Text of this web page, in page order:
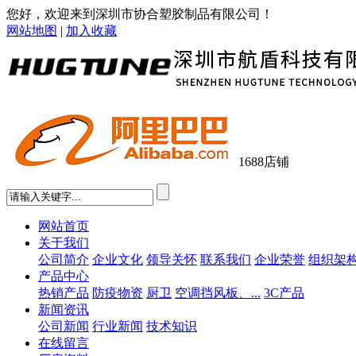
您好，欢迎来到深圳市协合塑胶制品有限公司！
网站地图 | 加入收藏
1688店铺
网站首页
关于我们
公司简介 企业文化 领导关怀 联系我们 企业荣誉 组织架
产品中心
热销产品 防疫物资 厨卫 空调挡风板、... 3C产品
新闻资讯
公司新闻 行业新闻 技术知识
在线留言